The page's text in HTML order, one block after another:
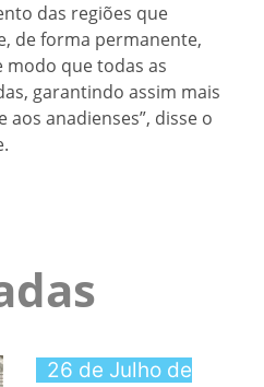
das regiões que
de forma permanente,
que todas as
garantindo assim mais
anadienses”, disse o
26 de Julho de